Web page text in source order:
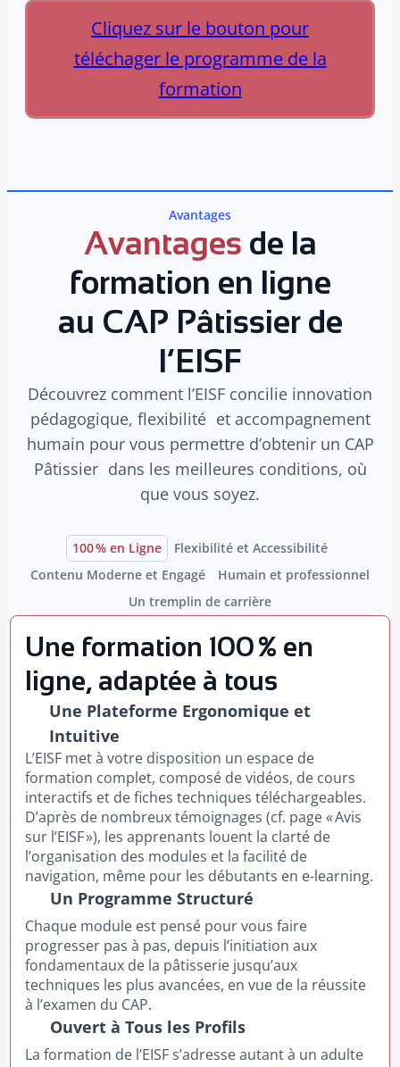
Cliquez sur le bouton pour
téléchager le programme de la
formation
Avantages
Avantages de la
formation en ligne
au CAP Pâtissier de
l’EISF
Découvrez comment l’EISF concilie innovation
pédagogique, flexibilité et accompagnement
humain pour vous permettre d’obtenir un CAP
Pâtissier dans les meilleures conditions, où
que vous soyez.
100 % en Ligne
Flexibilité et Accessibilité
Contenu Moderne et Engagé
Humain et professionnel
Un tremplin de carrière
Une formation 100 % en
ligne, adaptée à tous
Une Plateforme Ergonomique et
Intuitive
L’EISF met à votre disposition un espace de
formation complet, composé de vidéos, de cours
interactifs et de fiches techniques téléchargeables.
D’après de nombreux témoignages (cf. page « Avis
sur l’EISF »), les apprenants louent la clarté de
l’organisation des modules et la facilité de
navigation, même pour les débutants en e-learning.
Un Programme Structuré
Chaque module est pensé pour vous faire
progresser pas à pas, depuis l’initiation aux
fondamentaux de la pâtisserie jusqu’aux
techniques les plus avancées, en vue de la réussite
à l’examen du CAP.
Ouvert à Tous les Profils
La formation de l’EISF s’adresse autant à un adulte